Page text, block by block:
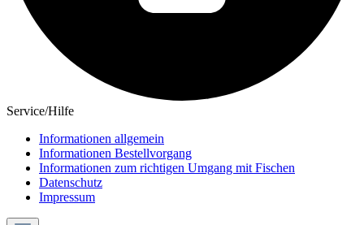
Service/Hilfe
Informationen allgemein
Informationen Bestellvorgang
Informationen zum richtigen Umgang mit Fischen
Datenschutz
Impressum